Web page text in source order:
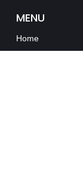
MENU
Home